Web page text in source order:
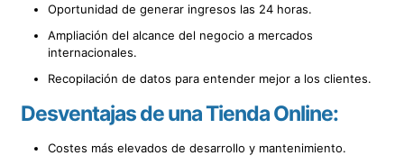
Oportunidad de generar ingresos las 24 horas.
Ampliación del alcance del negocio a mercados
internacionales.
Recopilación de datos para entender mejor a los clientes.
Desventajas de una Tienda Online:
Costes más elevados de desarrollo y mantenimiento.